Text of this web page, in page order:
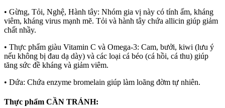
• Gừng, Tỏi, Nghệ, Hành tây: Nhóm gia vị này có tính ấm, kháng
viêm, kháng virus mạnh mẽ. Tỏi và hành tây chứa allicin giúp giảm
chất nhầy.
• Thực phẩm giàu Vitamin C và Omega-3: Cam, bưởi, kiwi (lưu ý
nếu không bị đau dạ dày) và các loại cá béo (cá hồi, cá thu) giúp
tăng sức đề kháng và giảm viêm.
• Dứa: Chứa enzyme bromelain giúp làm loãng đờm tự nhiên.
Thực phẩm CẦN TRÁNH: